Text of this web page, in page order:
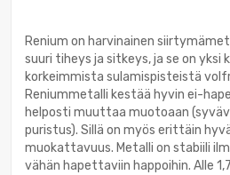
Renium on harvinainen
suuri tiheys ja sitkeys, ja se on yksi
korkeimmista sulamispisteistä
Reniummetalli kestää hyvin ei-
helposti muuttaa muotoaan
puristus). Sillä on myös erittäin
muokattavuus. Metalli on stabiili
vähän hapettaviin happoihin. Alle